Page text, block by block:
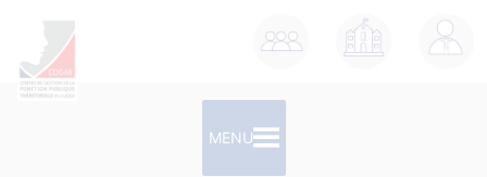
MENU